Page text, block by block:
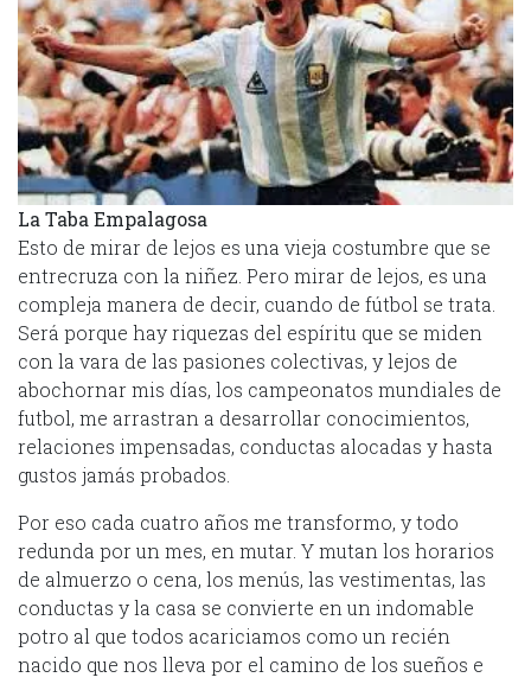
La Taba Empalagosa
Esto de mirar de lejos es una vieja costumbre que se
entrecruza con la niñez. Pero mirar de lejos, es una
compleja manera de decir, cuando de fútbol se trata.
Será porque hay riquezas del espíritu que se miden
con la vara de las pasiones colectivas, y lejos de
abochornar mis días, los campeonatos mundiales de
futbol, me arrastran a desarrollar conocimientos,
relaciones impensadas, conductas alocadas y hasta
gustos jamás probados.
Por eso cada cuatro años me transformo, y todo
redunda por un mes, en mutar. Y mutan los horarios
de almuerzo o cena, los menús, las vestimentas, las
conductas y la casa se convierte en un indomable
potro al que todos acariciamos como un recién
nacido que nos lleva por el camino de los sueños e